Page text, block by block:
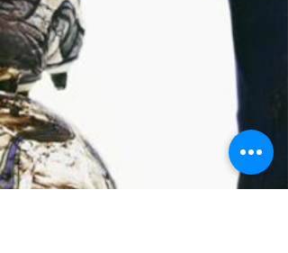
M.S.V.’71 selectie seizoen 2026-
2027 op sterkte!